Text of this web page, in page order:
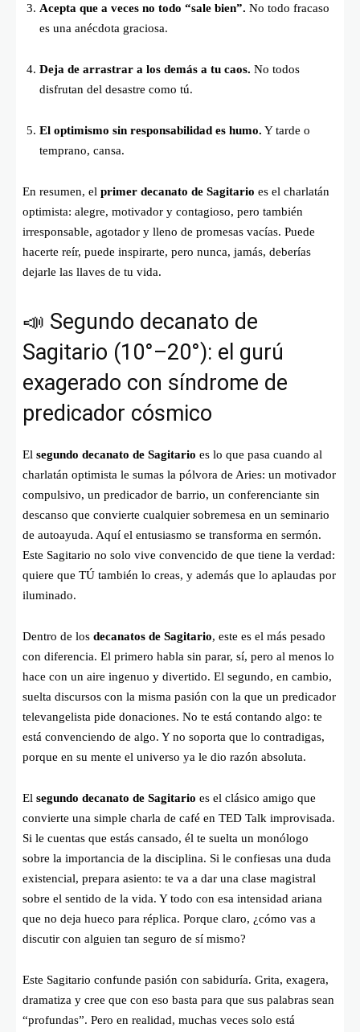
Acepta que a veces no todo “sale bien”. No todo fracaso
es una anécdota graciosa.
Deja de arrastrar a los demás a tu caos. No todos
disfrutan del desastre como tú.
El optimismo sin responsabilidad es humo. Y tarde o
temprano, cansa.
En resumen, el primer decanato de Sagitario es el charlatán
optimista: alegre, motivador y contagioso, pero también
irresponsable, agotador y lleno de promesas vacías. Puede
hacerte reír, puede inspirarte, pero nunca, jamás, deberías
dejarle las llaves de tu vida.
📣 Segundo decanato de
Sagitario (10°–20°): el gurú
exagerado con síndrome de
predicador cósmico
El segundo decanato de Sagitario es lo que pasa cuando al
charlatán optimista le sumas la pólvora de Aries: un motivador
compulsivo, un predicador de barrio, un conferenciante sin
descanso que convierte cualquier sobremesa en un seminario
de autoayuda. Aquí el entusiasmo se transforma en sermón.
Este Sagitario no solo vive convencido de que tiene la verdad:
quiere que TÚ también lo creas, y además que lo aplaudas por
iluminado.
Dentro de los decanatos de Sagitario, este es el más pesado
con diferencia. El primero habla sin parar, sí, pero al menos lo
hace con un aire ingenuo y divertido. El segundo, en cambio,
suelta discursos con la misma pasión con la que un predicador
televangelista pide donaciones. No te está contando algo: te
está convenciendo de algo. Y no soporta que lo contradigas,
porque en su mente el universo ya le dio razón absoluta.
El segundo decanato de Sagitario es el clásico amigo que
convierte una simple charla de café en TED Talk improvisada.
Si le cuentas que estás cansado, él te suelta un monólogo
sobre la importancia de la disciplina. Si le confiesas una duda
existencial, prepara asiento: te va a dar una clase magistral
sobre el sentido de la vida. Y todo con esa intensidad ariana
que no deja hueco para réplica. Porque claro, ¿cómo vas a
discutir con alguien tan seguro de sí mismo?
Este Sagitario confunde pasión con sabiduría. Grita, exagera,
dramatiza y cree que con eso basta para que sus palabras sean
“profundas”. Pero en realidad, muchas veces solo está